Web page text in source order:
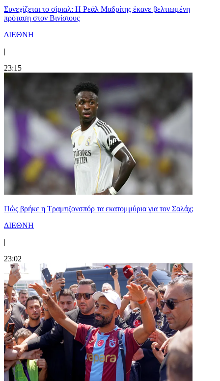
Συνεχίζεται το σίριαλ: Η Ρεάλ Μαδρίτης έκανε βελτιωμένη
πρόταση στον Βινίσιους
ΔΙΕΘΝΗ
|
23:15
Πώς βρήκε η Τραμπζονσπόρ τα εκατομμύρια για τον Σαλάχ;
ΔΙΕΘΝΗ
|
23:02